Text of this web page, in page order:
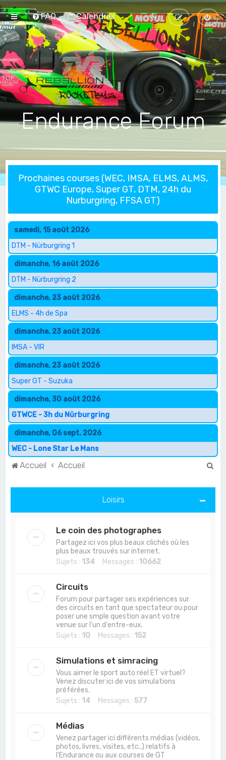
FAQ Calendrier
Endurance Forum
Prochaines courses (WEC, IMSA, ELMS, ALMS,
GTWC Europe, Super GT, DTM, 24h du
Nurburgring, FFSA GT)
samedi, 15 août 2026
DTM - Nürburgring 1
dimanche, 16 août 2026
DTM - Nürburgring 2
dimanche, 23 août 2026
ELMS - 4h de Spa
dimanche, 23 août 2026
IMSA - VIR
dimanche, 23 août 2026
Super GT - Suzuka
dimanche, 30 août 2026
GTWCE - 3h du Nürburgring
dimanche, 06 sept. 2026
WEC - Lone Star Le Mans
Accueil Accueil
Loisirs
Le coin des photographes
Partagez ici vos plus beaux clichés où les
plus beaux trouvés sur internet.
Sujets : 134 Messages : 10662
Circuits
Forum pour partager ses expériences sur
des circuits en tant que spectateur ou pour
poser une smple question avant votre
venue sur l'un d'entre-eux.
Sujets : 10 Messages : 152
Simulations et simracing
Vous aimer le sport auto réel ET virtuel?
Venez discuter ici de vos simulations
préférées.
Sujets : 14 Messages : 577
Médias
Venez partager ici différents médias (vidéos,
photos, livres, visites, etc..) relatifs à
l'Endurance ou aux courses de GT